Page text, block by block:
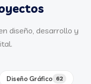
diseño, desarrollo y
Diseño Gráfico 62